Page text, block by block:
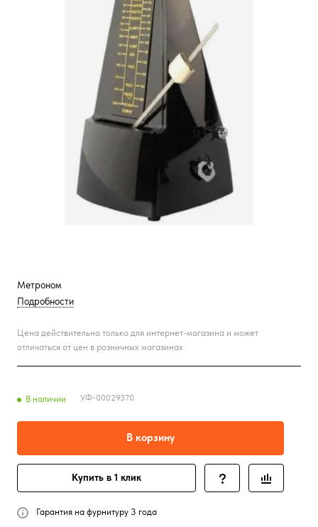
Метроном
Подробности
Цена действительна только для интернет-магазина и может
отличаться от цен в розничных магазинах
В наличии УФ-00029370
В корзину
Купить в 1 клик
Гарантия на фурнитуру 3 года